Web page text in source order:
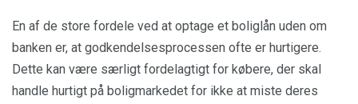
En af de store fordele ved at optage et boliglån uden om
banken er, at godkendelsesprocessen ofte er hurtigere.
Dette kan være særligt fordelagtigt for købere, der skal
handle hurtigt på boligmarkedet for ikke at miste deres